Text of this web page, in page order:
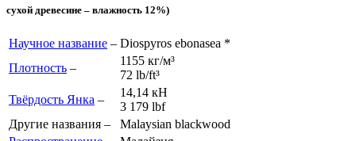
сухой древесине – влажность 12%)
Научное название – Diospyros ebonasea *
Плотность –
1155 кг/м³
72 lb/ft³
Твёрдость Янка –
14,14 кН
3 179 lbf
Другие названия –
Malaysian blackwood